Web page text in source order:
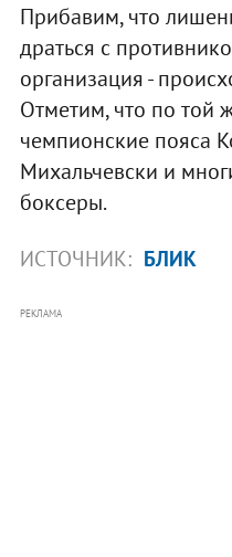
Прибавим, что
драться с
организация -
Отметим, что по той
чемпионские пояса
Михальчевски и
боксеры.
ИСТОЧНИК: БЛИК
РЕКЛАМА